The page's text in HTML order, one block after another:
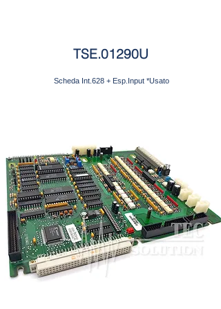
TSE.01290U
Scheda Int.628 + Esp.Input *Usato
Richiedi disponibilità